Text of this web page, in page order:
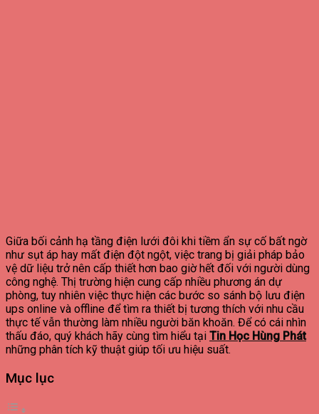
Giữa bối cảnh hạ tầng điện lưới đôi khi tiềm ẩn sự cố bất ngờ
như sụt áp hay mất điện đột ngột, việc trang bị giải pháp bảo
vệ dữ liệu trở nên cấp thiết hơn bao giờ hết đối với người dùng
công nghệ. Thị trường hiện cung cấp nhiều phương án dự
phòng, tuy nhiên việc thực hiện các bước so sánh bộ lưu điện
ups online và offline để tìm ra thiết bị tương thích với nhu cầu
thực tế vẫn thường làm nhiều người băn khoăn. Để có cái nhìn
thấu đáo, quý khách hãy cùng tìm hiểu tại Tin Học Hùng Phát
những phân tích kỹ thuật giúp tối ưu hiệu suất.
Mục lục